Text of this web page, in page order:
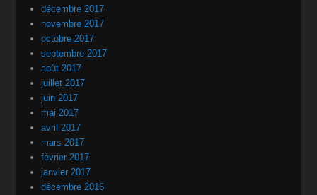
décembre 2017
novembre 2017
octobre 2017
septembre 2017
août 2017
juillet 2017
juin 2017
mai 2017
avril 2017
mars 2017
février 2017
janvier 2017
décembre 2016